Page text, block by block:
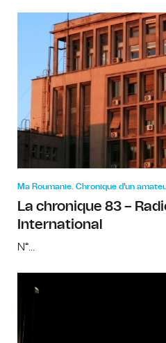
Ma Roumanie. Chronique d'un
La chronique 83 –
International
N°...